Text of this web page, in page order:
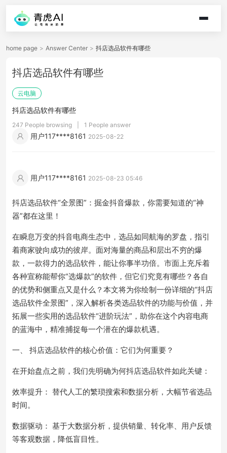
home page > Answer Center > 抖店选品软件有哪些
抖店选品软件有哪些
云电脑
抖店选品软件有哪些
247 People browsing 1 People answer
用户117****8161 2025-08-22
用户117****8161 2025-08-23 05:46
抖店选品软件“全景图”：掘金抖音爆款，你需要知道的“神
器”都在这里！
在瞬息万变的抖音电商生态中，选品如同航海的罗盘，指引
着商家驶向成功的彼岸。面对海量的商品和层出不穷的爆
款，一款得力的选品软件，能让你事半功倍。市面上充斥着
各种宣称能帮你“选爆款”的软件，但它们究竟有哪些？各自
的优势和侧重点又是什么？本文将为你绘制一份详细的“抖店
选品软件全景图”，深入解析各类选品软件的功能与价值，并
拓展一些实用的选品软件“进阶玩法”，助你在这个内容电商
的蓝海中，精准捕捉每一个潜在的爆款机遇。
一、 抖店选品软件的核心价值：它们为何重要？
在开始盘点之前，我们先明确为何抖店选品软件如此关键：
效率提升： 替代人工的繁琐搜索和数据分析，大幅节省选品
时间。
数据驱动： 基于大数据分析，提供销量、转化率、用户反馈
等客观数据，降低盲目性。